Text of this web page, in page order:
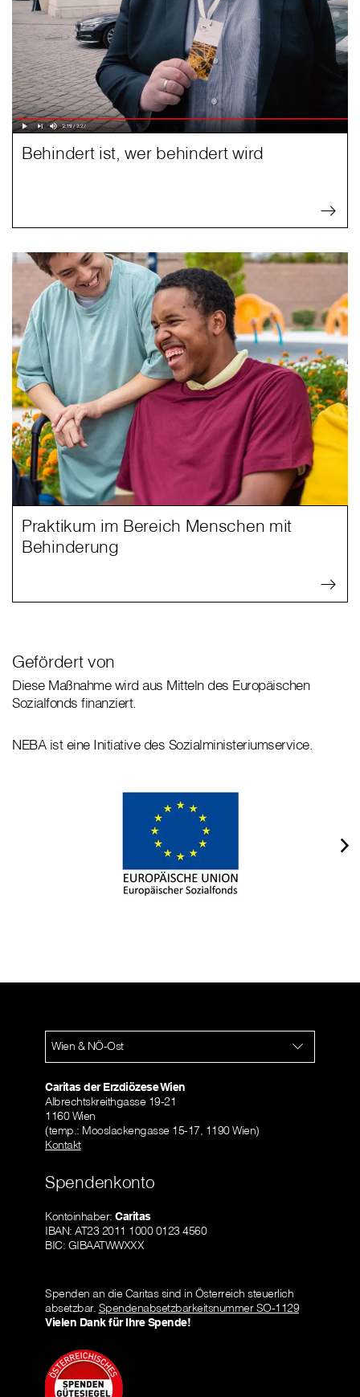
Behindert ist, wer behindert wird
Praktikum im Bereich Menschen mit
Behinderung
Gefördert von
Diese Maßnahme wird aus Mitteln des Europäischen
Sozialfonds finanziert.
NEBA ist eine Initiative des Sozialministeriumservice.
Wien & NÖ-Ost
Caritas der Erzdiözese Wien
Albrechtskreithgasse 19-21
1160 Wien
(temp.: Mooslackengasse 15-17, 1190 Wien)
Kontakt
Spendenkonto
Kontoinhaber: Caritas
IBAN: AT23 2011 1000 0123 4560
BIC: GIBAATWWXXX
Spenden an die Caritas sind in Österreich steuerlich
absetzbar. Spendenabsetzbarkeitsnummer SO-1129
Vielen Dank für Ihre Spende!